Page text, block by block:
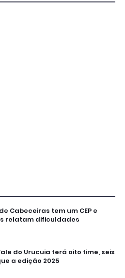
Cabeceiras tem um CEP e
relatam dificuldades
do Urucuia terá oito time, seis
a edição 2025